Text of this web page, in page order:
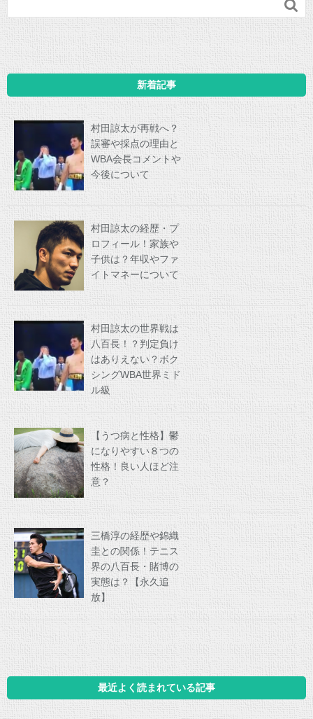

新着記事
村田諒太が再戦へ？
誤審や採点の理由と
WBA会長コメントや
今後について
村田諒太の経歴・プ
ロフィール！家族や
子供は？年収やファ
イトマネーについて
村田諒太の世界戦は
八百長！？判定負け
はありえない？ボク
シングWBA世界ミド
ル級
【うつ病と性格】鬱
になりやすい８つの
性格！良い人ほど注
意？
三橋淳の経歴や錦織
圭との関係！テニス
界の八百長・賭博の
実態は？【永久追
放】
最近よく読まれている記事